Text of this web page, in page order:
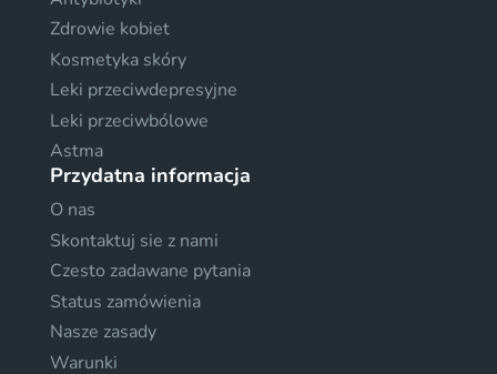
Zdrowie kobiet
Kosmetyka skóry
Leki przeciwdepresyjne
Leki przeciwbólowe
Astma
Przydatna informacja
O nas
Skontaktuj sie z nami
Czesto zadawane pytania
Status zamówienia
Nasze zasady
Warunki